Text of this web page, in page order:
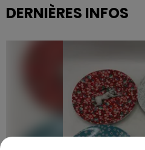
DERNIÈRES INFOS